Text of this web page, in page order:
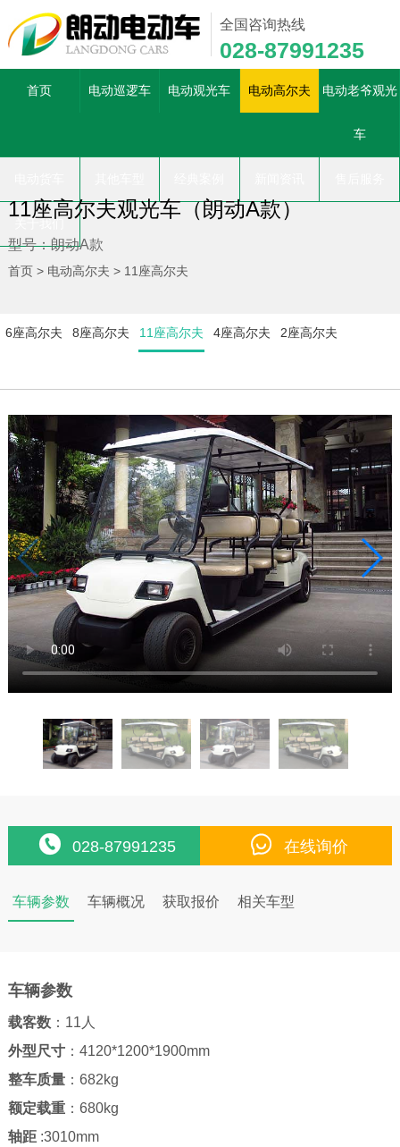
全国咨询热线
028-87991235
首页 电动巡逻车 电动观光车 电动高尔夫 电动老爷观光
车
关于我们
11座高尔夫观光车（朗动A款）
型号：朗动A款
首页> 电动高尔夫 > 11座高尔夫
6座高尔夫 8座高尔夫 11座高尔夫 4座高尔夫 2座高尔夫
车辆参数 车辆概况 获取报价 相关车型
028-87991235 在线询价
车辆参数
载客数：11人
外型尺寸：4120*1200*1900mm
整车质量：682kg
额定载重：680kg
轴距:3010mm